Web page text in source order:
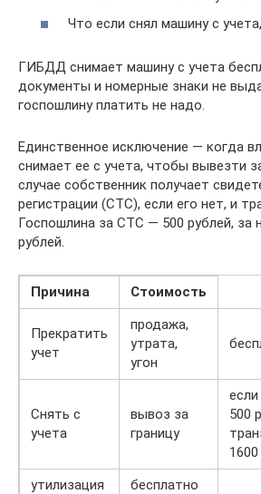
Что если снял машину с
ГИБДД снимает машину с учета
документы и номерные знаки не
госпошлину платить не надо.
Единственное исключение — когда
снимает ее с учета, чтобы вывезти
случае собственник получает
регистрации (СТС), если его нет, и
Госпошлина за СТС — 500 рублей, за
рублей.
Причина Стоимость
Прекратить
учет
продажа,
утрата,
угон
Снять с
учета
вывоз за
границу
500
утилизация
бесплатно